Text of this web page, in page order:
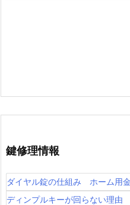
鍵修理情報
ダイヤル錠の仕組み ホーム用
ディンプルキーが回らない理由